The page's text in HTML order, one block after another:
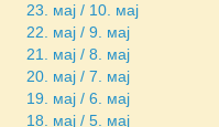
23. мај / 10. мај
22. мај / 9. мај
21. мај / 8. мај
20. мај / 7. мај
19. мај / 6. мај
18. мај / 5. мај